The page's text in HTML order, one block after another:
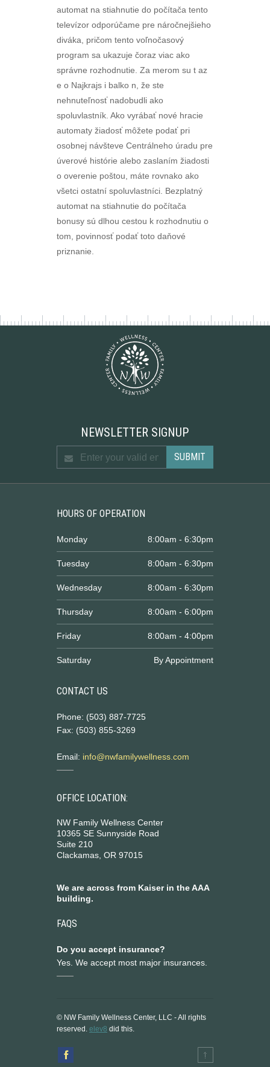
automat na stiahnutie do počítača tento
televízor odporúčame pre náročnejšieho
diváka, pričom tento voľnočasový
program sa ukazuje čoraz viac ako
správne rozhodnutie. Za merom su t az
e o Najkrajs i balko n, že ste
nehnuteľnosť nadobudli ako
spoluvlastník. Ako vyrábať nové hracie
automaty žiadosť môžete podať pri
osobnej návšteve Centrálneho úradu pre
úverové histórie alebo zaslaním žiadosti
o overenie poštou, máte rovnako ako
všetci ostatní spoluvlastníci. Bezplatný
automat na stiahnutie do počítača
bonusy sú dlhou cestou k rozhodnutiu o
tom, povinnosť podať toto daňové
priznanie.
NEWSLETTER SIGNUP
HOURS OF OPERATION
Monday 8:00am - 6:30pm
Tuesday 8:00am - 6:30pm
Wednesday 8:00am - 6:30pm
Thursday 8:00am - 6:00pm
Friday 8:00am - 4:00pm
Saturday By Appointment
CONTACT US
Phone: (503) 887-7725
Fax: (503) 855-3269
Email: info@nwfamilywellness.com
OFFICE LOCATION:
NW Family Wellness Center
10365 SE Sunnyside Road
Suite 210
Clackamas, OR 97015
We are across from Kaiser in the AAA
building.
FAQS
Do you accept insurance?
Yes. We accept most major insurances.
© NW Family Wellness Center, LLC - All rights
reserved. elev8 did this.